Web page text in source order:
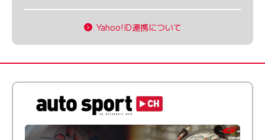
Yahoo!ID連携について